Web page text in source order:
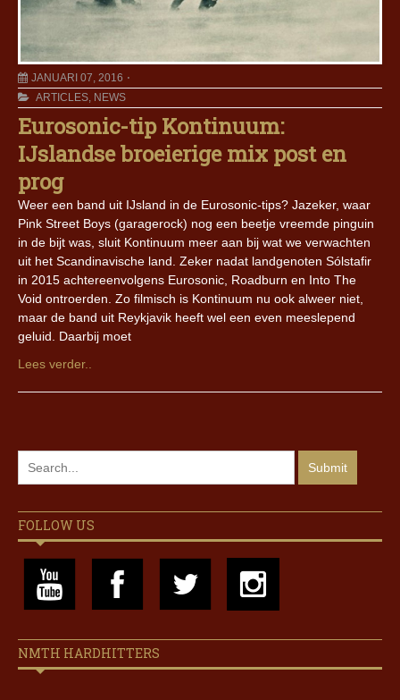
JANUARI 07, 2016
ARTICLES, NEWS
Eurosonic-tip Kontinuum:
IJslandse broeierige mix post en
prog
Weer een band uit IJsland in de Eurosonic-tips? Jazeker, waar
Pink Street Boys (garagerock) nog een beetje vreemde pinguin
in de bijt was, sluit Kontinuum meer aan bij wat we verwachten
uit het Scandinavische land. Zeker nadat landgenoten Sólstafir
in 2015 achtereenvolgens Eurosonic, Roadburn en Into The
Void ontroerden. Zo filmisch is Kontinuum nu ook alweer niet,
maar de band uit Reykjavik heeft wel een even meeslepend
geluid. Daarbij moet
Lees verder..
FOLLOW US
NMTH HARDHITTERS